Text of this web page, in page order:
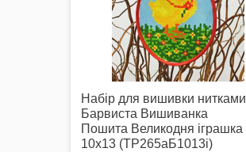
Аксесуари Одягу
Сумки-Шопери
Набір для вишивки нитками
Барвиста Вишиванка
Пошита Великодня іграшка
10х13 (ТР265аБ1013i)